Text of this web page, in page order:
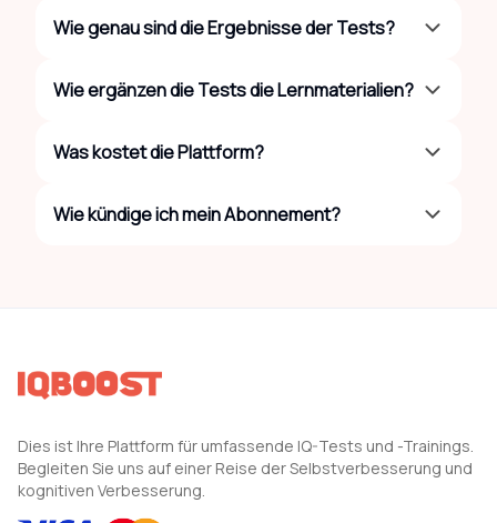
Wie genau sind die Ergebnisse der Tests?
Wie ergänzen die Tests die Lernmaterialien?
Was kostet die Plattform?
Wie kündige ich mein Abonnement?
Dies ist Ihre Plattform für umfassende IQ-Tests und -Trainings.
Begleiten Sie uns auf einer Reise der Selbstverbesserung und
kognitiven Verbesserung.